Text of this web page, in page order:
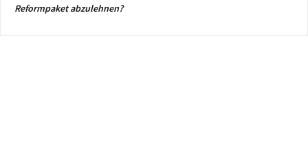
Reformpaket abzulehnen?